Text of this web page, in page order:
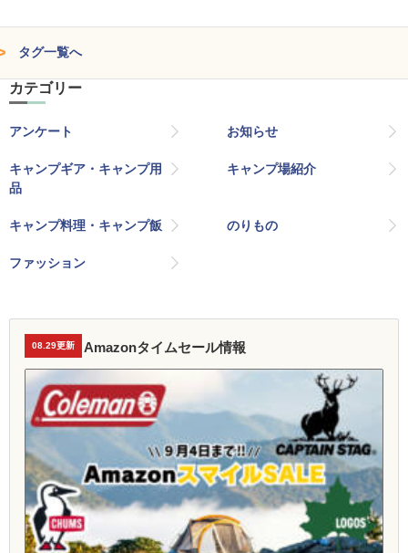
タグ一覧へ
カテゴリー
アンケート お知らせ
キャンプギア・キャンプ用
品
キャンプ場紹介
キャンプ料理・キャンプ飯 のりもの
ファッション
08.29更新 Amazonタイムセール情報